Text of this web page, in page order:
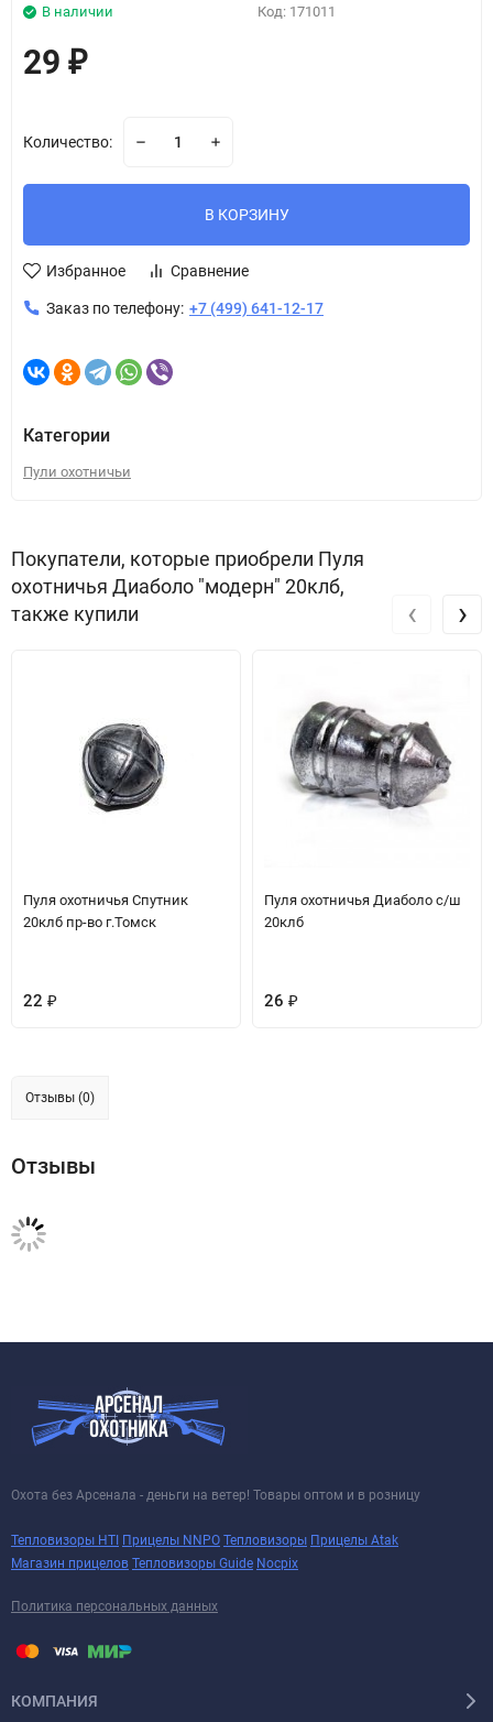
Код: 171011
В наличии
29 ₽
Количество:
В КОРЗИНУ
Избранное Сравнение
Заказ по телефону: +7 (499) 641-12-17
Категории
Пули охотничьи
Покупатели, которые приобрели Пуля
охотничья Диаболо "модерн" 20клб,
также купили
Пуля охотничья Спутник
20клб пр-во г.Томск
22 ₽
Пуля охотничья Диаболо с/ш
20клб
26 ₽
‹ ›
Отзывы (0)
Отзывы
Охота без Арсенала - деньги на ветер! Товары оптом и в розницу
Тепловизоры HTI Прицелы NNPO Тепловизоры Прицелы Atak
Магазин прицелов Тепловизоры Guide Nocpix
Политика персональных данных
КОМПАНИЯ